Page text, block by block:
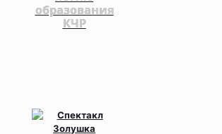
образования
КЧР